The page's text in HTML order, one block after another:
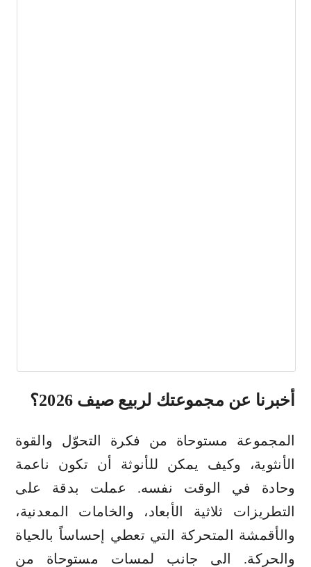
أخبرنا عن مجموعتك لربيع صيف 2026؟
المجموعة مستوحاة من فكرة التحوّل والقوة
الأنثوية، وكيف يمكن للأنوثة أن تكون ناعمة
وحادة في الوقت نفسه. عملت بدقة على
التطريزات ثلاثية الأبعاد، والخامات المعدنية،
والأقمشة المتحركة التي تعطي إحساساً بالحياة
والحركة. الى جانب لمسات مستوحاة من